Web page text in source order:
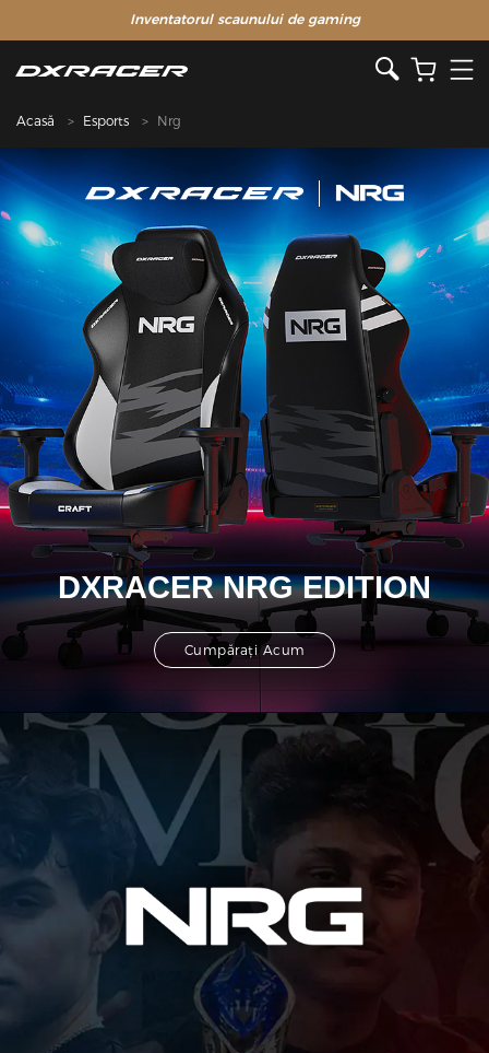
Inventatorul scaunului de gaming
Acasă Esports Nrg
DXRACER NRG EDITION
Cumpărați Acum